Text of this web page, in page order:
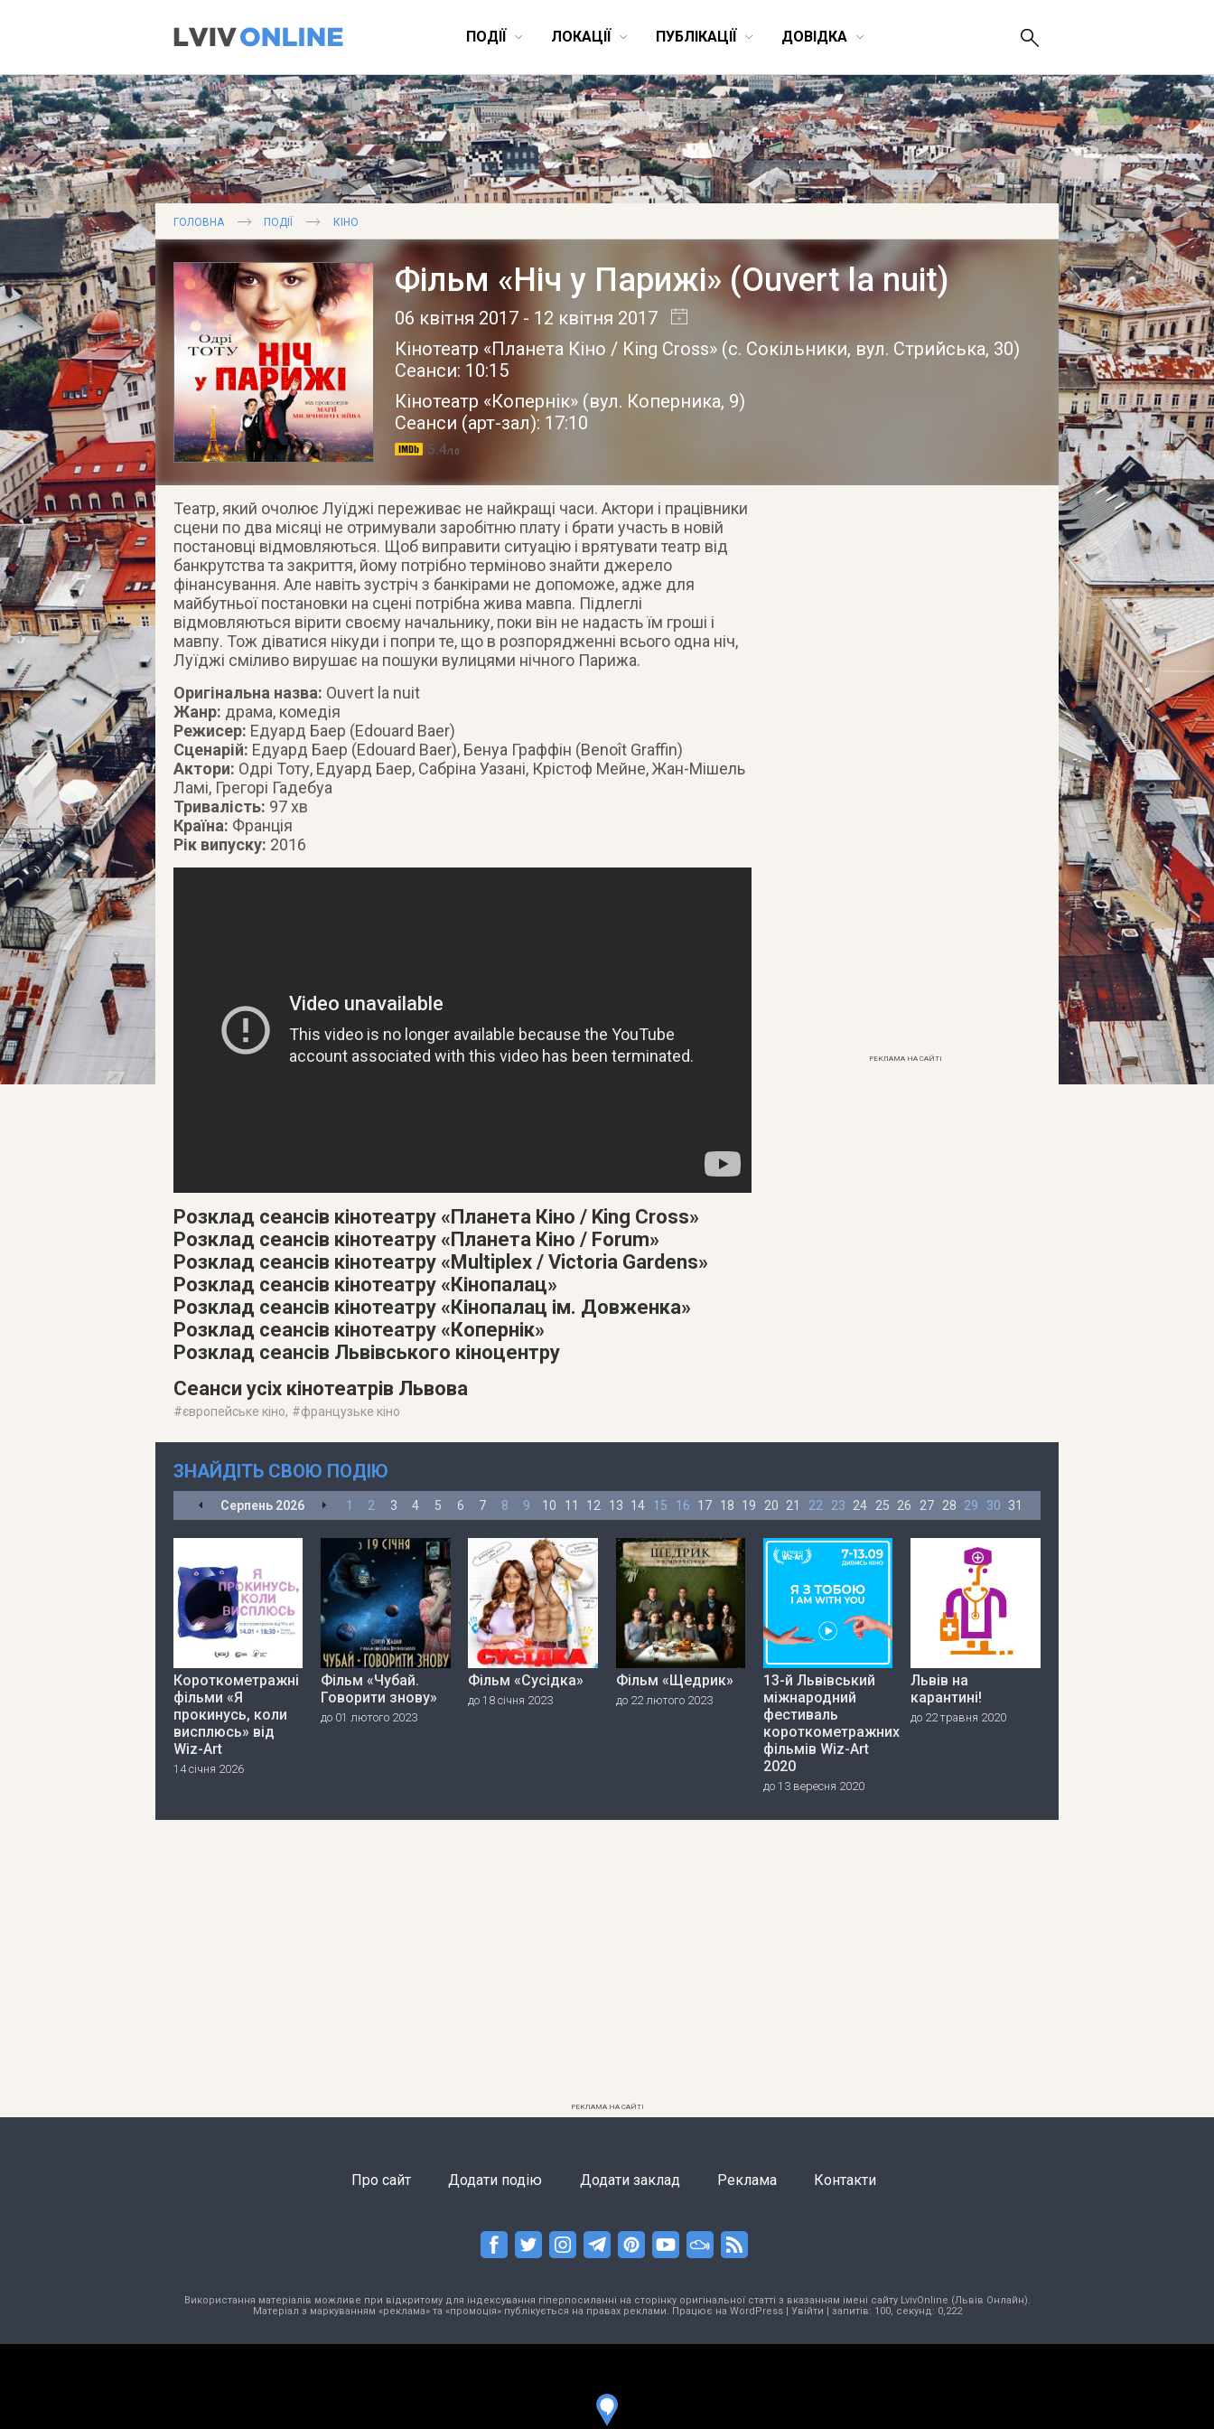
ПОДІЇ ЛОКАЦІЇ ПУБЛІКАЦІЇ ДОВІДКА
ГОЛОВНА ПОДІЇ КІНО
Фільм «Ніч у Парижі» (Ouvert la nuit)
06 квітня 2017 - 12 квітня 2017
Кінотеатр «Планета Кіно / King Cross» (с. Сокільники, вул. Стрийська, 30)
Сеанси: 10:15
Кінотеатр «Копернік» (вул. Коперника, 9)
Сеанси (арт-зал): 17:10
5.4/10
Театр, який очолює Луїджі переживає не найкращі часи. Актори і працівники
сцени по два місяці не отримували заробітню плату і брати участь в новій
постановці відмовляються. Щоб виправити ситуацію і врятувати театр від
банкрутства та закриття, йому потрібно терміново знайти джерело
фінансування. Але навіть зустріч з банкірами не допоможе, адже для
майбутньої постановки на сцені потрібна жива мавпа. Підлеглі
відмовляються вірити своєму начальнику, поки він не надасть їм гроші і
мавпу. Тож діватися нікуди і попри те, що в розпорядженні всього одна ніч,
Луїджі сміливо вирушає на пошуки вулицями нічного Парижа.
Оригінальна назва: Ouvert la nuit
Жанр: драма, комедія
Режисер: Едуард Баер (Edouard Baer)
Сценарій: Едуард Баер (Edouard Baer), Бенуа Граффін (Benoît Graffin)
Актори: Одрі Тоту, Едуард Баер, Сабріна Уазані, Крістоф Мейне, Жан-Мішель
Ламі, Грегорі Гадебуа
Тривалість: 97 хв
Країна: Франція
Рік випуску: 2016
Розклад сеансів кінотеатру «Планета Кіно / King Cross»
Розклад сеансів кінотеатру «Планета Кіно / Forum»
Розклад сеансів кінотеатру «Multiplex / Victoria Gardens»
Розклад сеансів кінотеатру «Кінопалац»
Розклад сеансів кінотеатру «Кінопалац ім. Довженка»
Розклад сеансів кінотеатру «Копернік»
Розклад сеансів Львівського кіноцентру
Сеанси усіх кінотеатрів Львова
#європейське кіно, #французьке кіно
РЕКЛАМА НА САЙТІ
ЗНАЙДІТЬ СВОЮ ПОДІЮ
Серпень 2026 1 2 3 4 5 6 7 8 9 10 11 12 13 14 15 16 17 18 19 20 21 22 23 24 25 26 27 28 29 30 31
Короткометражні
фільми «Я
прокинусь, коли
висплюсь» від
Wiz-Art
14 січня 2026
Фільм «Чубай.
Говорити знову»
до 01 лютого 2023
Фільм «Сусідка»
до 18 січня 2023
Фільм «Щедрик»
до 22 лютого 2023
13-й Львівський
міжнародний
фестиваль
короткометражних
фільмів Wiz-Art
2020
до 13 вересня 2020
Львів на
карантині!
до 22 травня 2020
РЕКЛАМА НА САЙТІ
Про сайт Додати подію Додати заклад Реклама Контакти
Використання матеріалів можливе при відкритому для індексування гіперпосиланні на сторінку оригінальної статті з вказанням імені сайту LvivOnline (Львів Онлайн).
Матеріал з маркуванням «реклама» та «промоція» публікується на правах реклами. Працює на WordPress| Увійти | запитів: 100, секунд: 0,222